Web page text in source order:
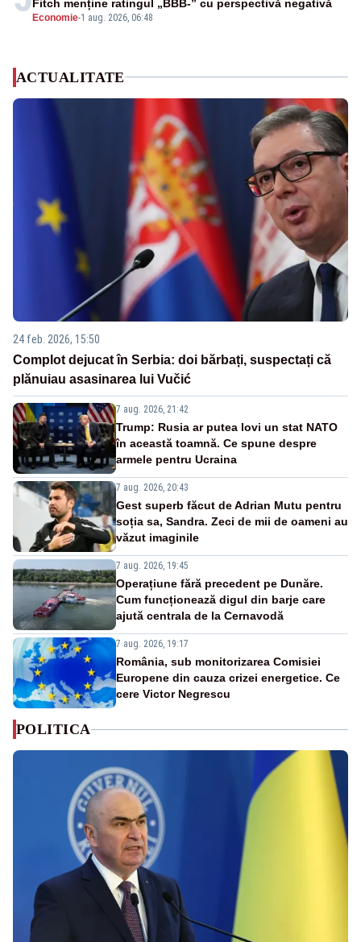
Economie-1 aug. 2026, 06:48
Fitch menține ratingul „BBB-” cu perspectivă negativă
ACTUALITATE
24 feb. 2026, 15:50
Complot dejucat în Serbia: doi bărbați, suspectați că
plănuiau asasinarea lui Vučić
7 aug. 2026, 21:42
Trump: Rusia ar putea lovi un stat NATO
în această toamnă. Ce spune despre
armele pentru Ucraina
7 aug. 2026, 20:43
Gest superb făcut de Adrian Mutu pentru
soția sa, Sandra. Zeci de mii de oameni au
văzut imaginile
7 aug. 2026, 19:45
Operațiune fără precedent pe Dunăre.
Cum funcționează digul din barje care
ajută centrala de la Cernavodă
7 aug. 2026, 19:17
România, sub monitorizarea Comisiei
Europene din cauza crizei energetice. Ce
cere Victor Negrescu
POLITICA